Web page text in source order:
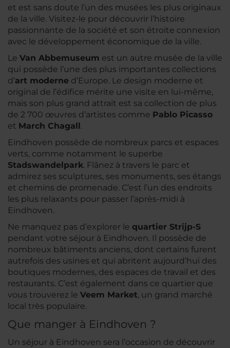
et est sans doute l’un des musées les plus originaux
de la ville. Visitez-le pour découvrir l’histoire
passionnante de la société et son étroite connexion
avec le développement économique de la ville.
Le Van Abbemuseum est un autre musée de la ville
qui possède l’une des plus importantes collections
d’art moderne d’Europe. Le design moderne et
original de l’édifice mérite une visite en lui-même,
mais son plus grand attrait est sa collection de plus
de 2 700 œuvres d’artistes comme Pablo Picasso
et March Chagall.
Eindhoven possède de nombreux parcs et espaces
verts, comme notamment le superbe
Stadswandelpark. Flânez à travers le parc et
admirez ses sculptures, ses monuments, ses étangs
et chemins de promenade. C’est l’un des endroits
les plus relaxants pour passer l’après-midi à
Eindhoven.
Ne manquez pas d’explorer le quartier Strijp-S
pendant votre séjour à Eindhoven. Il possède de
nombreux bâtiments anciens, dont certains furent
autrefois des usines et qui abritent aujourd’hui des
boutiques modernes, des espaces de travail et des
restaurants. C’est également dans ce quartier que
vous trouverez le Veem Market, un grand marché
local très populaire.
Que manger à Eindhoven ?
Un séjour à Eindhoven sera l’occasion de découvrir